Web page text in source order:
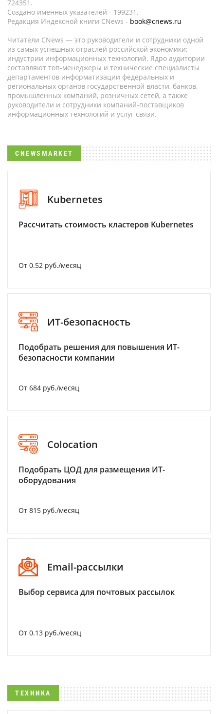
724351.
Создано именных указателей - 199231.
Редакция Индексной книги CNews - book@cnews.ru
Читатели CNews — это руководители и сотрудники одной
из самых успешных отраслей российской экономики:
индустрии информационных технологий. Ядро аудитории
составляют топ-менеджеры и технические специалисты
департаментов информатизации федеральных и
региональных органов государственной власти, банков,
промышленных компаний, розничных сетей, а также
руководители и сотрудники компаний-поставщиков
информационных технологий и услуг связи.
CNEWSMARKET
Kubernetes
Рассчитать стоимость кластеров Kubernetes
От 0.52 руб./месяц
ИТ-безопасность
Подобрать решения для повышения ИТ-
безопасности компании
От 684 руб./месяц
Colocation
Подобрать ЦОД для размещения ИТ-
оборудования
От 815 руб./месяц
Email-рассылки
Выбор сервиса для почтовых рассылок
От 0.13 руб./месяц
ТЕХНИКА